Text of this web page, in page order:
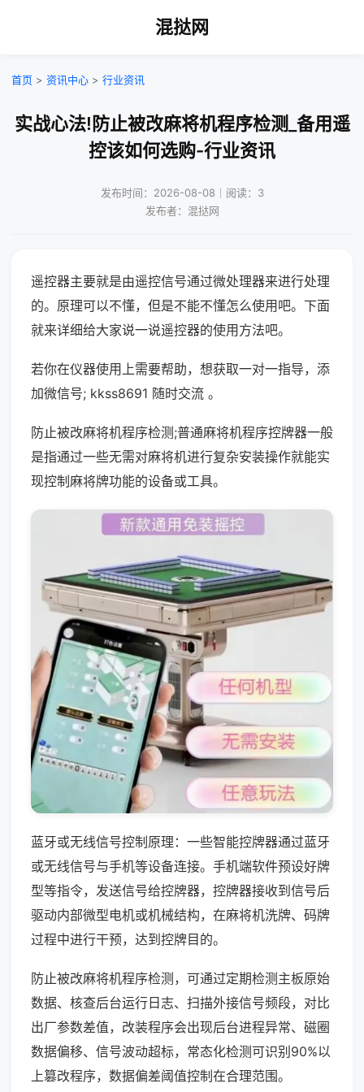
混挞网
首页 > 资讯中心 > 行业资讯
实战心法!防止被改麻将机程序检测_备用遥
控该如何选购-行业资讯
发布时间：2026-08-08｜阅读：3
发布者：混挞网
遥控器主要就是由遥控信号通过微处理器来进行处理
的。原理可以不懂，但是不能不懂怎么使用吧。下面
就来详细给大家说一说遥控器的使用方法吧。
若你在仪器使用上需要帮助，想获取一对一指导，添
加微信号; kkss8691 随时交流 。
防止被改麻将机程序检测;普通麻将机程序控牌器一般
是指通过一些无需对麻将机进行复杂安装操作就能实
现控制麻将牌功能的设备或工具。
蓝牙或无线信号控制原理：一些智能控牌器通过蓝牙
或无线信号与手机等设备连接。手机端软件预设好牌
型等指令，发送信号给控牌器，控牌器接收到信号后
驱动内部微型电机或机械结构，在麻将机洗牌、码牌
过程中进行干预，达到控牌目的。
防止被改麻将机程序检测，可通过定期检测主板原始
数据、核查后台运行日志、扫描外接信号频段，对比
出厂参数差值，改装程序会出现后台进程异常、磁圈
数据偏移、信号波动超标，常态化检测可识别90%以
上篡改程序，数据偏差阈值控制在合理范围。